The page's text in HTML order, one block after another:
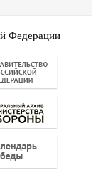
Федерации